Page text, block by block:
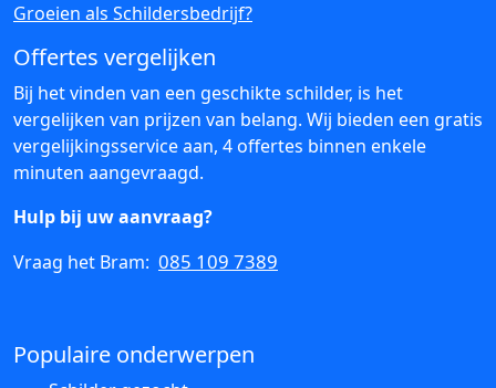
Groeien als Schildersbedrijf?
Offertes vergelijken
Bij het vinden van een geschikte schilder, is het
vergelijken van prijzen van belang. Wij bieden een gratis
vergelijkingsservice aan, 4 offertes binnen enkele
minuten aangevraagd.
Hulp bij uw aanvraag?
Vraag het Bram: 085 109 7389
Populaire onderwerpen